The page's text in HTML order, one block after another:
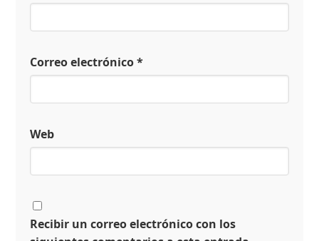
Correo electrónico*
Web
Recibir un correo electrónico con los